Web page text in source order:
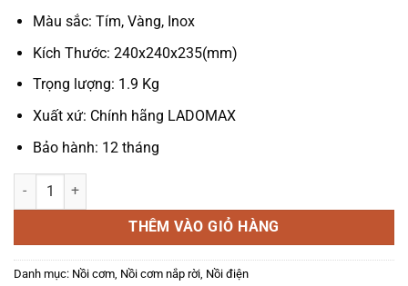
Màu sắc: Tím, Vàng, Inox
Kích Thước: 240x240x235(mm)
Trọng lượng: 1.9 Kg
Xuất xứ: Chính hãng LADOMAX
Bảo hành: 12 tháng
NỒI CƠM NẮP RỜI LADOMAX HA-7112 số lượng
THÊM VÀO GIỎ HÀNG
Danh mục: Nồi cơm Nồi cơm nắp rời Nồi điện